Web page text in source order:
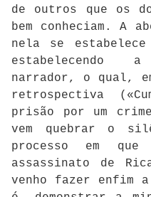
de outros que os
bem conheciam. A
nela se
estabelecendo
narrador, o qual,
retrospectiva
prisão por um
vem quebrar o
processo em
assassinato de
venho fazer enfim